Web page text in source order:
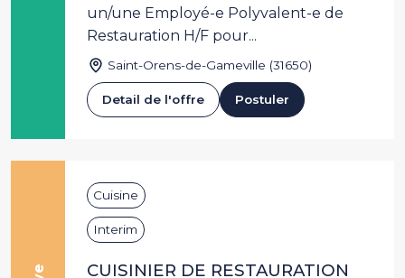
un/une Employé-e Polyvalent-e de
Restauration H/F pour...
Saint-Orens-de-Gameville (31650)
Detail de l'offre Postuler
Cuisine
Interim
CUISINIER DE RESTAURATION